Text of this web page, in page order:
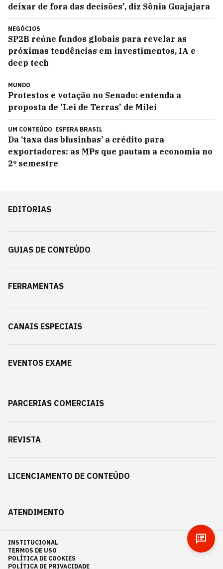
deixar de fora das decisões', diz Sônia Guajajara
NEGÓCIOS
SP2B reúne fundos globais para revelar as
próximas tendências em investimentos, IA e
deep tech
MUNDO
Protestos e votação no Senado: entenda a
proposta de 'Lei de Terras' de Milei
UM CONTEÚDO ESFERA BRASIL
Da ‘taxa das blusinhas’ a crédito para
exportadores: as MPs que pautam a economia no
2º semestre
EDITORIAS
GUIAS DE CONTEÚDO
FERRAMENTAS
CANAIS ESPECIAIS
EVENTOS EXAME
PARCERIAS COMERCIAIS
REVISTA
LICENCIAMENTO DE CONTEÚDO
ATENDIMENTO
INSTITUCIONAL
TERMOS DE USO
POLÍTICA DE COOKIES
POLÍTICA DE PRIVACIDADE